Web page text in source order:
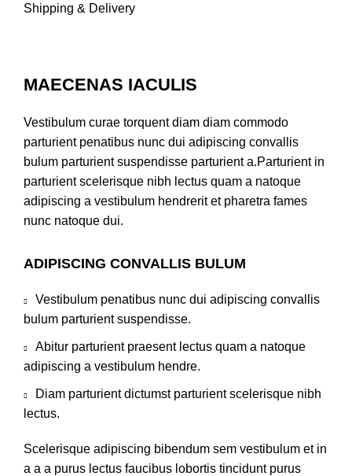
Shipping & Delivery
MAECENAS IACULIS
Vestibulum curae torquent diam diam commodo
parturient penatibus nunc dui adipiscing convallis
bulum parturient suspendisse parturient a.Parturient in
parturient scelerisque nibh lectus quam a natoque
adipiscing a vestibulum hendrerit et pharetra fames
nunc natoque dui.
ADIPISCING CONVALLIS BULUM
Vestibulum penatibus nunc dui adipiscing convallis
bulum parturient suspendisse.
Abitur parturient praesent lectus quam a natoque
adipiscing a vestibulum hendre.
Diam parturient dictumst parturient scelerisque nibh
lectus.
Scelerisque adipiscing bibendum sem vestibulum et in
a a a purus lectus faucibus lobortis tincidunt purus